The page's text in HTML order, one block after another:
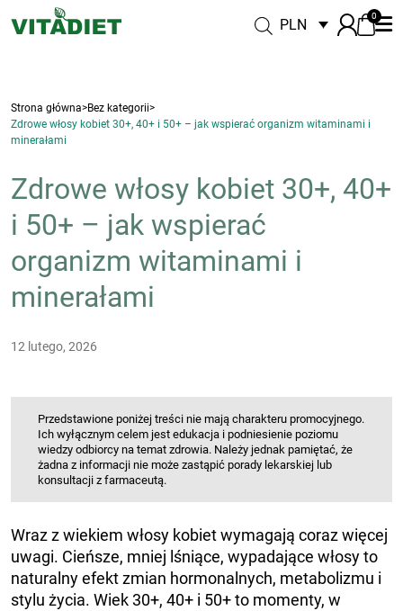
PLN
0
Strona główna>Bez kategorii>
Zdrowe włosy kobiet 30+, 40+ i 50+ – jak wspierać organizm witaminami i
minerałami
Zdrowe włosy kobiet 30+, 40+
i 50+ – jak wspierać
organizm witaminami i
minerałami
12 lutego, 2026
Przedstawione poniżej treści nie mają charakteru promocyjnego.
Ich wyłącznym celem jest edukacja i podniesienie poziomu
wiedzy odbiorcy na temat zdrowia. Należy jednak pamiętać, że
żadna z informacji nie może zastąpić porady lekarskiej lub
konsultacji z farmaceutą.
Wraz z wiekiem włosy kobiet wymagają coraz więcej
uwagi. Cieńsze, mniej lśniące, wypadające włosy to
naturalny efekt zmian hormonalnych, metabolizmu i
stylu życia. Wiek 30+, 40+ i 50+ to momenty, w